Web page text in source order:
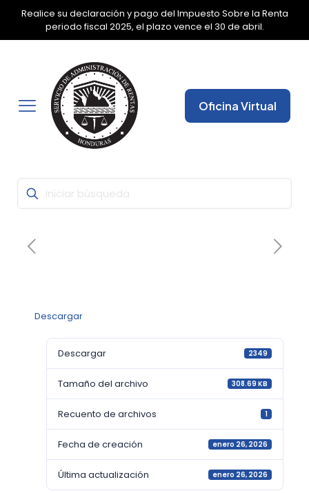
Realice su declaración y pago del Impuesto Sobre la Renta
periodo fiscal 2025, el plazo vence el 30 de abril.
✕
Oficina Virtual
Descargar
Descargar 2349
Tamaño del archivo 308.69 KB
Recuento de archivos 1
Fecha de creación enero 26, 2026
Última actualización enero 26, 2026